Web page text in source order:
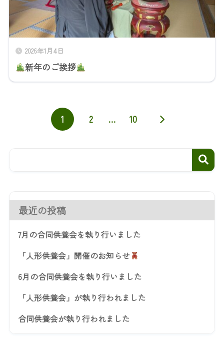
2026年1月4日
新年のご挨拶
1 2 … 10
最近の投稿
7月の合同供養会を執り行いました
「人形供養会」開催のお知らせ
6月の合同供養会を執り行いました
「人形供養会」が執り行われました
合同供養会が執り行われました